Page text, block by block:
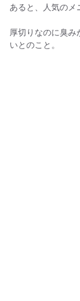
あると、人気のメ
厚切りなのに臭み
いとのこと。